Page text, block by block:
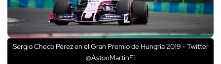
Sergio Checo Pérez en el Gran Premio de Hungría 2019 - Twitter
@AstonMartinF1